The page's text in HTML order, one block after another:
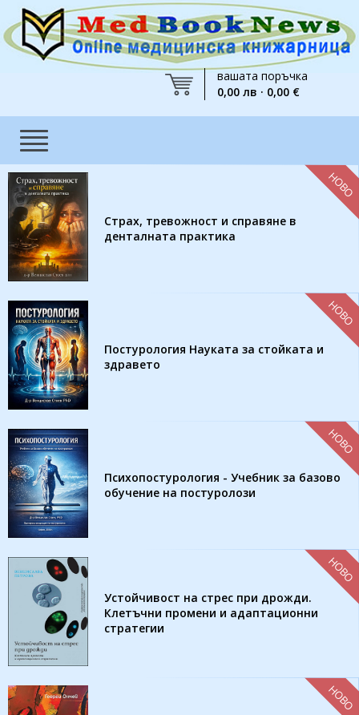
вашата поръчка
0,00 лв · 0,00 €
Страх, тревожност и справяне в
денталната практика
НОВО
Постурология Науката за стойката и
здравето
НОВО
Психопостурология - Учебник за базово
обучение на постуролози
НОВО
Устойчивост на стрес при дрожди.
Клетъчни промени и адаптационни
стратегии
НОВО
НОВО